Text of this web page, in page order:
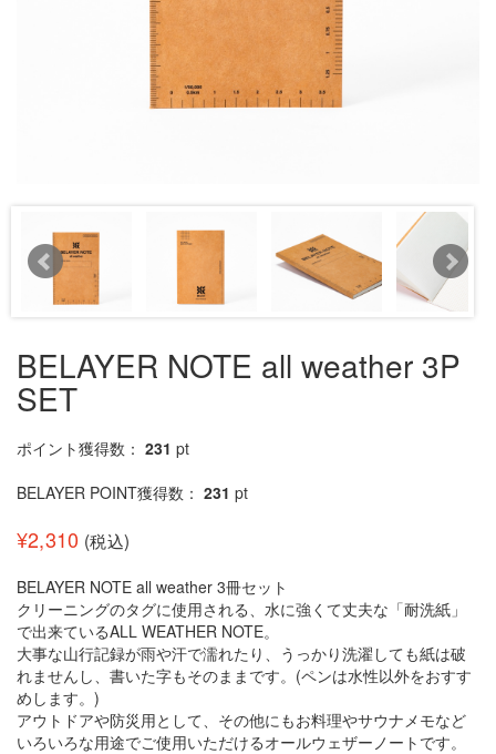
BELAYER NOTE all weather 3P
SET
ポイント獲得数： 231 pt
BELAYER POINT獲得数： 231 pt
¥2,310 (税込)
BELAYER NOTE all weather 3冊セット
クリーニングのタグに使用される、水に強くて丈夫な「耐洗紙」
で出来ているALL WEATHER NOTE。
大事な山行記録が雨や汗で濡れたり、うっかり洗濯しても紙は破
れませんし、書いた字もそのままです。(ペンは水性以外をおすす
めします。)
アウトドアや防災用として、その他にもお料理やサウナメモなど
いろいろな用途でご使用いただけるオールウェザーノートです。